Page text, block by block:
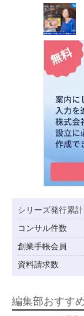
シリーズ発行累計
コンサル件数
創業手帳会員
資料請求数
編集部おすす